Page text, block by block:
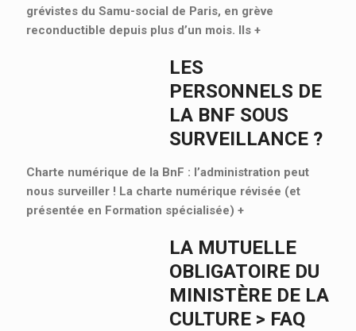
grévistes du Samu-social de Paris, en grève
reconductible depuis plus d’un mois. Ils +
LES
PERSONNELS DE
LA BNF SOUS
SURVEILLANCE ?
Charte numérique de la BnF : l’administration peut
nous surveiller ! La charte numérique révisée (et
présentée en Formation spécialisée) +
LA MUTUELLE
OBLIGATOIRE DU
MINISTÈRE DE LA
CULTURE > FAQ